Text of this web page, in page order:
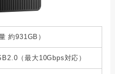
約931GB）
（最大10Gbps対応）